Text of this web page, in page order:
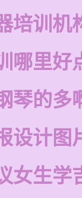
培训机
哪里好
琴的多
设计图
女生学